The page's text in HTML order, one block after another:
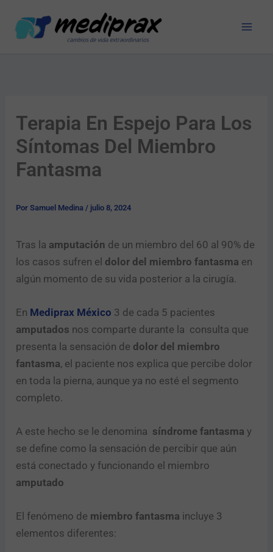
contenido
Terapia En Espejo Para Los
Síntomas Del Miembro
Fantasma
PorSamuel Medina / julio 8, 2024
Tras la amputación de un miembro del 60 al 90% de
los casos sufren el dolor del miembro fantasma en
algún momento de su vida posterior a la cirugía.
En Mediprax México 3 de cada 5 pacientes
amputados nos comparte durante la consulta que
presenta la sensación de dolor del miembro
fantasma, el paciente nos explica que percibe dolor
en toda la pierna, aunque ya no esté el segmento
completo.
A este hecho se le denomina síndrome fantasma y
se define como la sensación de percibir que aún
está conectado y funcionando el miembro
amputado
El fenómeno de miembro fantasma incluye 3
elementos diferentes: